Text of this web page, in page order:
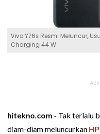
Vivo Y76s Resmi Meluncur,
Charging 44 W
hitekno.com - Tak terlalu
diam-diam meluncurkan